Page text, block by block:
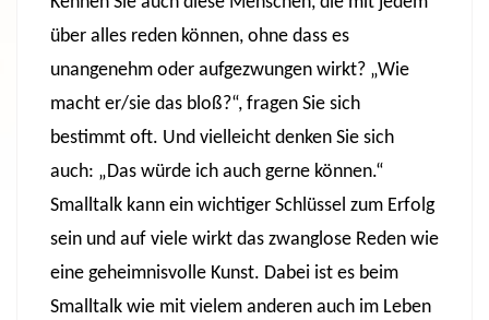
über alles reden können, ohne dass es
unangenehm oder aufgezwungen wirkt? „Wie
macht er/sie das bloß?“, fragen Sie sich
bestimmt oft. Und vielleicht denken Sie sich
auch: „Das würde ich auch gerne können.“
Smalltalk kann ein wichtiger Schlüssel zum Erfolg
sein und auf viele wirkt das zwanglose Reden wie
eine geheimnisvolle Kunst. Dabei ist es beim
Smalltalk wie mit vielem anderen auch im Leben